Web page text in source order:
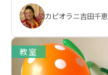
カピオラニ吉田千恵
教室